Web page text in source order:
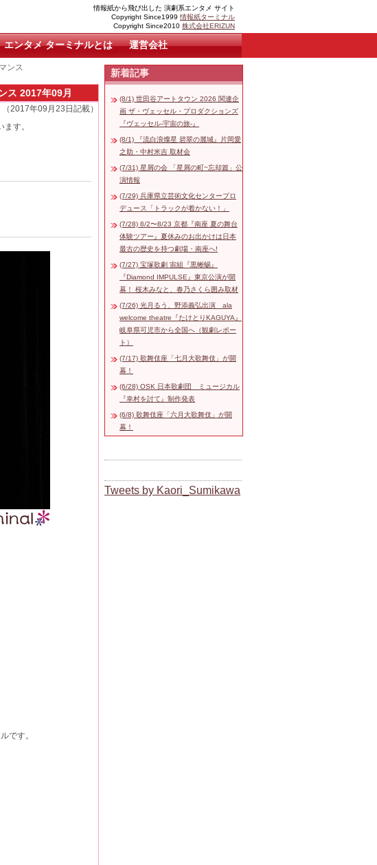
情報紙から飛び出した 演劇系エンタメ サイト
Copyright Since1999 情報紙ターミナル
Copyright Since2010 株式会社ERIZUN
エンタメ ターミナルとは 運営会社
ンス
ス 2017年09月
（2017年09月23日記載）
す。
です。
新着記事
(8/1) 世田谷アートタウン 2026 関連企
画 ザ・ヴェッセル・プロダクションズ
『ヴェッセル-宇宙の旅-』
(8/1) 『流白浪燦星 碧翠の麗城』片岡愛
之助・中村米吉 取材会
(7/31) 星屑の会 「星屑の町~忘却篇」公
演情報
(7/29) 兵庫県立芸術文化センタープロ
デュース「トラックが着かない！」
(7/28) 8/2〜8/23 京都『南座 夏の舞台
体験ツアー』夏休みのお出かけは日本
最古の歴史を持つ劇場・南座へ!
(7/27) 宝塚歌劇 宙組『黒蜥蜴』
『Diamond IMPULSE』東京公演が開
幕！ 桜木みなと、春乃さくら囲み取材
(7/26) 光月るう、野添義弘出演 ala
welcome theatre『たけとりKAGUYA』
岐阜県可児市から全国へ（観劇レポー
ト）
(7/17) 歌舞伎座「七月大歌舞伎」が開
幕！
(6/28) OSK 日本歌劇団 ミュージカル
『幸村を討て』制作発表
(6/8) 歌舞伎座「六月大歌舞伎」が開
幕！
Tweets by Kaori_Sumikawa